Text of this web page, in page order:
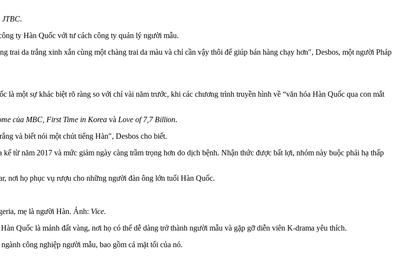
JTBC.
ty Hàn Quốc với tư cách công ty quản lý người mẫu.
trai da trắng xinh xắn cùng một chàng trai d‌a mà‌u và chỉ cần vậy thôi để giúp bán hàng chạy hơn", Desbos, một người Pháp
là một sự khác biệt rõ ràng so với chỉ vài năm trước, khi các chương trình truyền hình về “văn hóa Hàn Quốc qua con mắt
của MBC, First Time in Korea và Love of 7,7 Billion.
và biết nói một chút tiếng Hàn", Desbos cho biết.
từ năm 2017 và mức giảm ngày càng trầm trọng hơn do dịch bệnh. Nhận thức được bất lợi, nhóm này buộc phải hạ thấp
nơi họ phục vụ rượu cho những người đàn ông lớn tuổi Hàn Quốc.
mẹ là người Hàn. Ảnh: Vice.
Quốc là mảnh đất vàng, nơi họ có thể dễ dàng trở thành người mẫu và gặp gỡ diễn viên K-drama yêu thích.
công nghiệp người mẫu, bao gồm cả mặt tối của nó.